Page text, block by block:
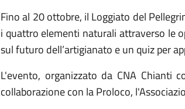
Finoal 20ottobre, il Loggiato del
i quattro elementi naturali attraverso le
sulfuturo dell’artigianato eun quizper
L'evento, organizzato da CNA Chianti
collaborazionecon laProloco,